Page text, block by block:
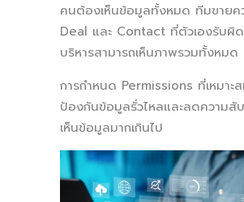
คนต้องเห็นข้อมูลทั้งหมด ทีมขายคว
Deal และ Contact ที่ตัวเองรับผิ
บริหารสามารถเห็นภาพรวมทั้งหมด
การกำหนด Permissions ที่เหมาะ
ป้องกันข้อมูลรั่วไหลและลดความสั
เห็นข้อมูลมากเกินไป